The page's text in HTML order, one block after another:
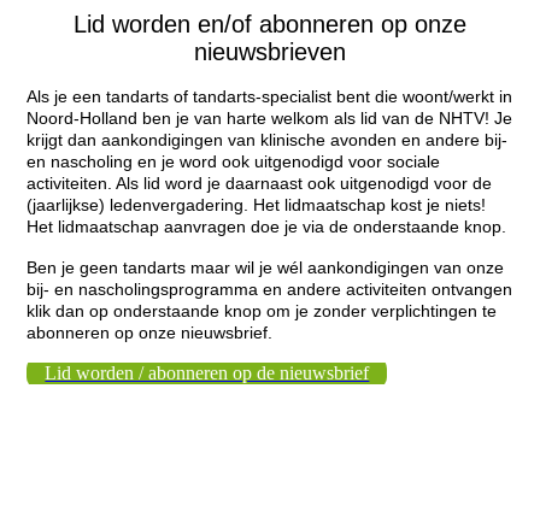
Lid worden en/of abonneren op onze
nieuwsbrieven
Als je een tandarts of tandarts-specialist bent die woont/werkt in
Noord-Holland ben je van harte welkom als lid van de NHTV! Je
krijgt dan aankondigingen van klinische avonden en andere bij-
en nascholing en je word ook uitgenodigd voor sociale
activiteiten. Als lid word je daarnaast ook uitgenodigd voor de
(jaarlijkse) ledenvergadering. Het lidmaatschap kost je niets!
Het lidmaatschap aanvragen doe je via de onderstaande knop.
Ben je geen tandarts maar wil je wél aankondigingen van onze
bij- en nascholingsprogramma en andere activiteiten ontvangen
klik dan op onderstaande knop om je zonder verplichtingen te
abonneren op onze nieuwsbrief.
Lid worden / abonneren op de nieuwsbrief